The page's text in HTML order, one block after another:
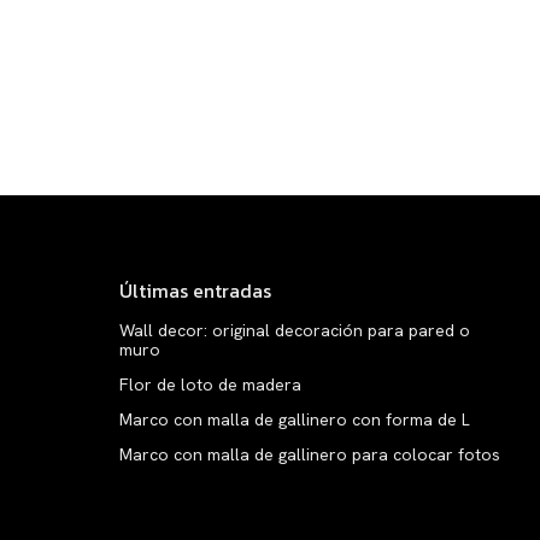
Últimas entradas
Wall decor: original decoración para pared o
muro
Flor de loto de madera
Marco con malla de gallinero con forma de L
Marco con malla de gallinero para colocar fotos